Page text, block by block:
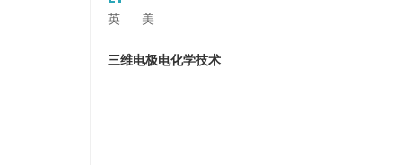
英 美
三维电极电化学技术